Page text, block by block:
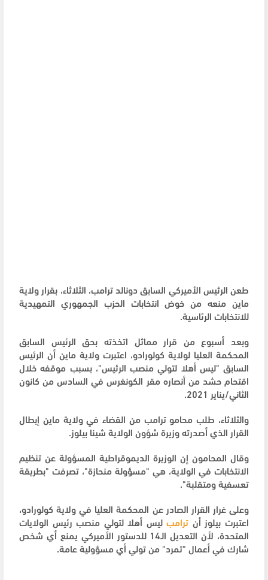
طعن الرئيس الأميركي السابق دونالد ترامب، الثلاثاء، بقرار ولاية
ماين منعه من خوض انتخابات الحزب الجمهوري التمهيدية
للانتخابات الرئاسية.
وبعد أسبوع من قرار مماثل اتخذته بحق الرئيس السابق
المحكمة العليا لولاية كولورادو، اعتبرت ولاية ماين أن الرئيس
السابق "ليس أهلا لتولي منصب الرئيس"، بسبب موقفه خلال
اقتحام حشد من أنصاره مقر الكونغرس في السادس من كانون
الثاني/يناير 2021.
والثلاثاء، طلب محامو ترامب من القضاء في ولاية ماين إبطال
القرار الذي أصدرته وزيرة شؤون الولاية شينا بيلوز.
وقال المحامون إن الوزيرة الديموقراطية المسؤولة عن تنظيم
الانتخابات في الولاية، هي "مسؤولة منحازة"، تصرفت "بطريقة
تعسفية ومتقلبة".
وعلى غرار القرار الصادر عن المحكمة العليا في ولاية كولورادو،
اعتبرت بيلوز أن ترامبليس أهلا لتولي منصب رئيس الولايات
المتحدة، لأن التعديل الـ14 للدستور الأميركي يمنع أي شخص
شارك في أعمال "تمرد" من تولي أي مسؤولية عامة.